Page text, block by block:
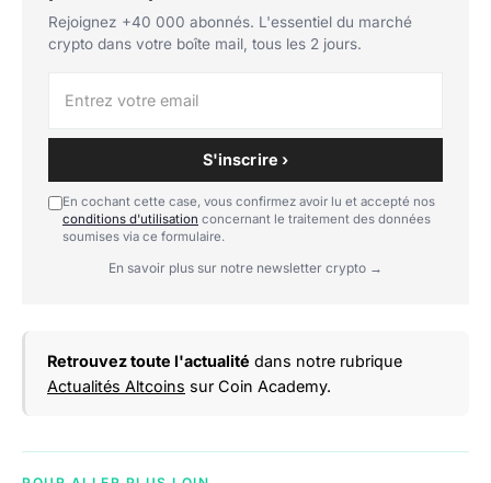
Rejoignez +40 000 abonnés. L'essentiel du marché
crypto dans votre boîte mail, tous les 2 jours.
S'inscrire ›
En cochant cette case, vous confirmez avoir lu et accepté nos
conditions d'utilisation concernant le traitement des données
soumises via ce formulaire.
En savoir plus sur notre newsletter crypto →
Retrouvez toute l'actualité dans notre rubrique
Actualités Altcoins sur Coin Academy.